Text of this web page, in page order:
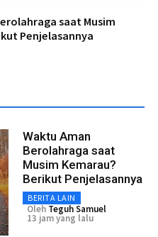
saat Musim
Penjelasannya
Waktu Aman
Berolahraga saat
Musim Kemarau?
Berikut Penjelasannya
BERITA LAIN
Oleh Teguh Samuel
13 jam yang lalu